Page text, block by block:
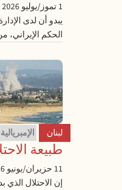
1 تموز/يوليو 2026
الحكم
لبنان الإمبريالية
طبيعة
11 حزيران/يونيو 2026